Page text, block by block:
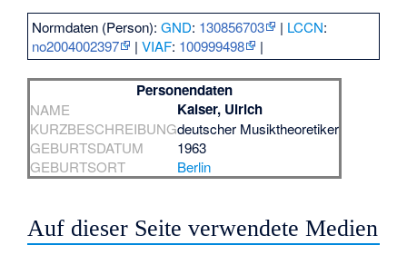
Normdaten (Person):GND: 130856703 | LCCN:
no2004002397
|VIAF: 100999498 |
Personendaten
NAME Kaiser, Ulrich
KURZBESCHREIBUNGdeutscher Musiktheoretiker
GEBURTSDATUM
1963
GEBURTSORT
Berlin
Auf dieser Seite verwendete Medien